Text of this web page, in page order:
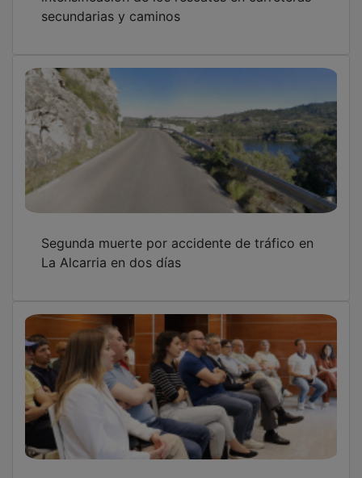
El PP de Guadalajara exige un mix energético
equilibrado que combine renovables y
nucleares
PUBLICIDAD